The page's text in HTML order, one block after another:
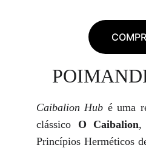
Caibalion Hub é uma
clássico O Caibalion,
Princípios Herméticos